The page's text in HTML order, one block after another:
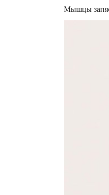
Мышцы